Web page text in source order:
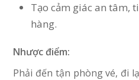
Tạo cảm giác an tâm,
hàng.
Nhược điểm:
Phải đến tận phòng vé, đi